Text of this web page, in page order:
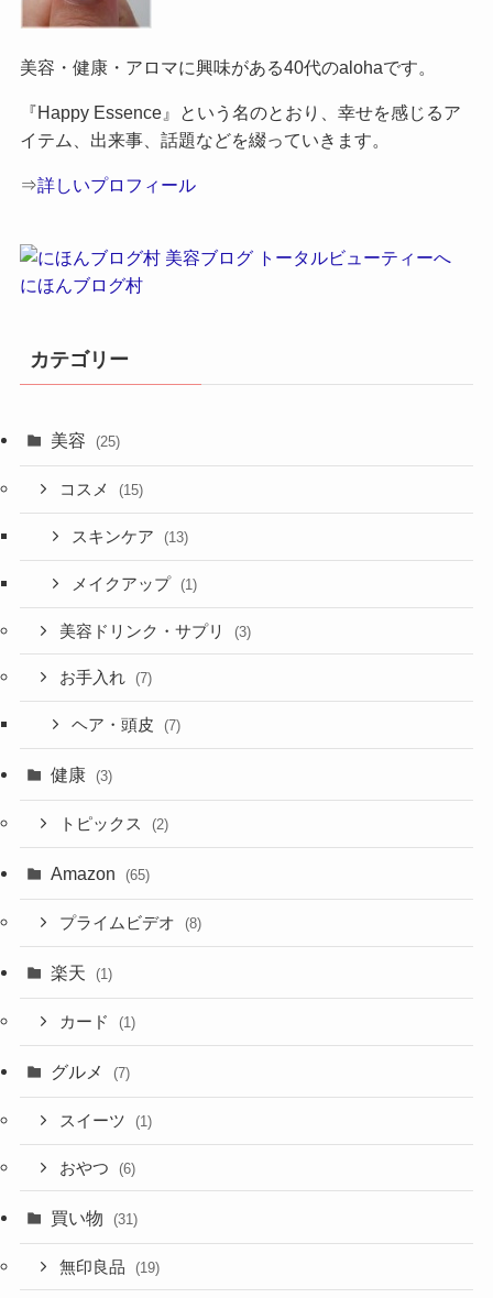
美容・健康・アロマに興味がある40代のalohaです。
『Happy Essence』という名のとおり、幸せを感じるア
イテム、出来事、話題などを綴っていきます。
⇒詳しいプロフィール
にほんブログ村
カテゴリー
美容 (25)
コスメ (15)
スキンケア (13)
メイクアップ (1)
美容ドリンク・サプリ (3)
お手入れ (7)
ヘア・頭皮 (7)
健康 (3)
トピックス (2)
Amazon (65)
プライムビデオ (8)
楽天 (1)
カード (1)
グルメ (7)
スイーツ (1)
おやつ (6)
買い物 (31)
無印良品 (19)